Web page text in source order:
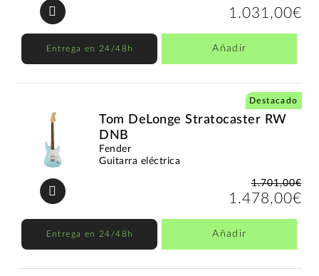
1.031,00€
Entrega en 24/48h Añadir
Tom DeLonge Stratocaster RW
DNB
Fender
Guitarra eléctrica
1.701,00€
1.478,00€
Entrega en 24/48h Añadir
Destacado